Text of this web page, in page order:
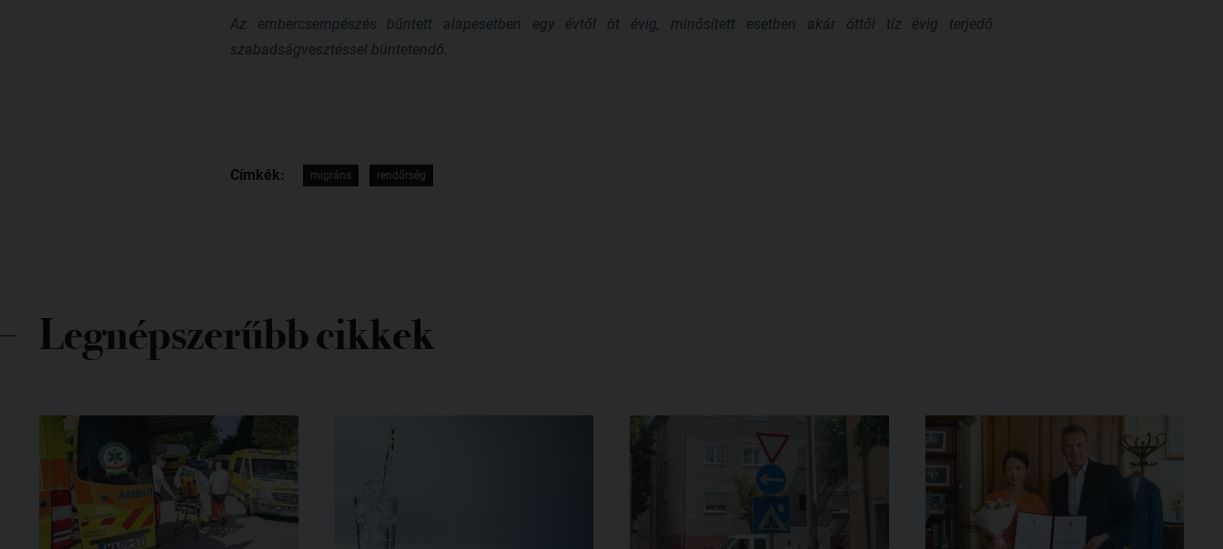
Az embercsempészés bűntett alapesetben egy évtől öt évig, minősített esetben akár öttől tíz évig terjedő
szabadságvesztéssel büntetendő.
Címkék: migráns rendőrség
Legnépszerűbb cikkek